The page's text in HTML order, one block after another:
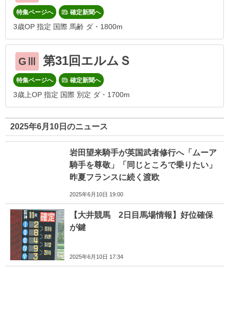
特集ページへ 確定新聞へ
3歳OP 指定 国際 馬齢 ダ・1800m
GⅢ 第31回エルムＳ
特集ページへ 確定新聞へ
3歳上OP 指定 国際 別定 ダ・1700m
2025年6月10日のニュース
岩田望来騎手が英国武者修行へ「ムーア
騎手を尊敬」「同じところで乗りたい」
昨夏フランスに続く渡欧
2025年6月10日 19:00
【大井競馬 2日目馬場情報】好位確保
が鍵
2025年6月10日 17:34